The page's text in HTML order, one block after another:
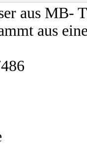
aus MB-
aus